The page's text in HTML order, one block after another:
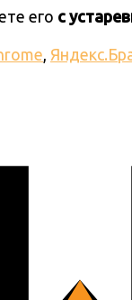
его с
,